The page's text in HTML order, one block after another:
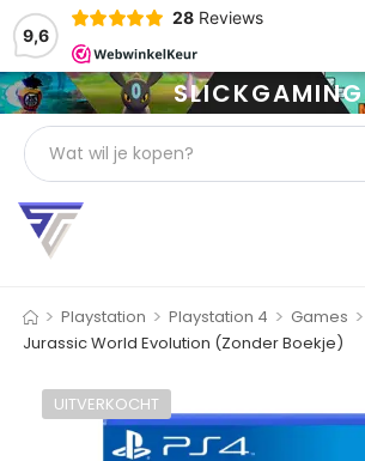
9,6
28 Reviews
SLICKGAMING
> Playstation > Playstation 4 > Games >
Jurassic World Evolution (Zonder Boekje)
UITVERKOCHT